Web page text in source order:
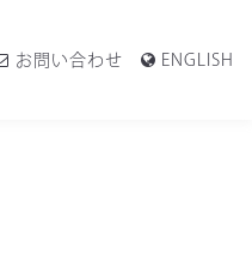
お問い合わせ ENGLISH